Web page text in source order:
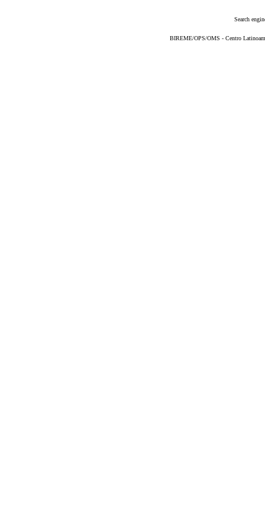
Search
BIREME/OPS/OMS - Centro